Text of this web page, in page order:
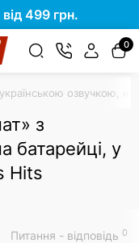
499 грн.
0
озвучкою,
з
батарейці, у
Hits
Питання - відповідь 0